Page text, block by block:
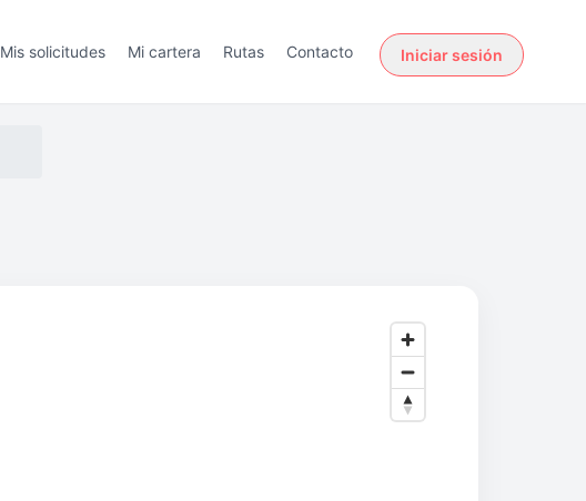
Mis solicitudes Mi cartera Rutas Contacto Iniciar sesión